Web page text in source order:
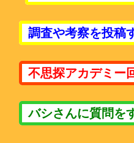
調査や考察を投稿
不思探アカデミー
バシさんに質問を